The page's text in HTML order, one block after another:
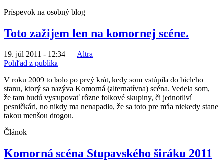
Príspevok na osobný blog
Toto zažijem len na komornej scéne.
19. júl 2011 - 12:34 — Altra
Pohľad z publika
V roku 2009 to bolo po prvý krát, kedy som vstúpila do bieleho
stanu, ktorý sa nazýva Komorná (alternatívna) scéna. Vedela som,
že tam budú vystupovať rôzne folkové skupiny, či jednotliví
pesničkári, no nikdy ma nenapadlo, že sa toto pre mňa niekedy stane
takou menšou drogou.
Článok
Komorná scéna Stupavského širáku 2011